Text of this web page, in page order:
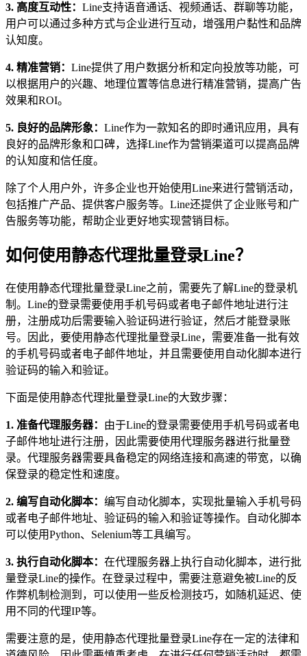
3. 高度互动性： Line支持语音通话、视频通话、群聊等功能，
用户可以通过多种方式与企业进行互动，增强用户黏性和品牌
认知度。
4. 精准营销： Line提供了用户数据分析和定向投放等功能，可
以根据用户的兴趣、地理位置等信息进行精准营销，提高广告
效果和ROI。
5. 良好的品牌形象： Line作为一款知名的即时通讯应用，具有
良好的品牌形象和口碑，选择Line作为营销渠道可以提高品牌
的认知度和信任度。
除了个人用户外，许多企业也开始使用Line来进行营销活动，
包括推广产品、提供客户服务等。Line还提供了企业账号和广
告服务等功能，帮助企业更好地实现营销目标。
如何使用静态代理批量登录Line？
在使用静态代理批量登录Line之前，需要先了解Line的登录机
制。Line的登录需要使用手机号码或者电子邮件地址进行注
册，注册成功后需要输入验证码进行验证，然后才能登录账
号。因此，要使用静态代理批量登录Line，需要准备一批有效
的手机号码或者电子邮件地址，并且需要使用自动化脚本进行
验证码的输入和验证。
下面是使用静态代理批量登录Line的大致步骤：
1. 准备代理服务器： 由于Line的登录需要使用手机号码或者电
子邮件地址进行注册，因此需要使用代理服务器进行批量登
录。代理服务器需要具备稳定的网络连接和高速的带宽，以确
保登录的稳定性和速度。
2. 编写自动化脚本： 编写自动化脚本，实现批量输入手机号码
或者电子邮件地址、验证码的输入和验证等操作。自动化脚本
可以使用Python、Selenium等工具编写。
3. 执行自动化脚本： 在代理服务器上执行自动化脚本，进行批
量登录Line的操作。在登录过程中，需要注意避免被Line的反
作弊机制检测到，可以使用一些反检测技巧，如随机延迟、使
用不同的代理IP等。
需要注意的是，使用静态代理批量登录Line存在一定的法律和